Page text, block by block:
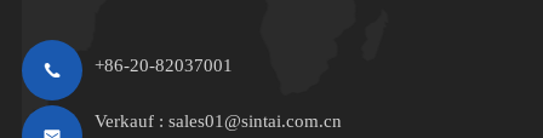
+86-20-82037001
Verkauf : sales01@sintai.com.cn